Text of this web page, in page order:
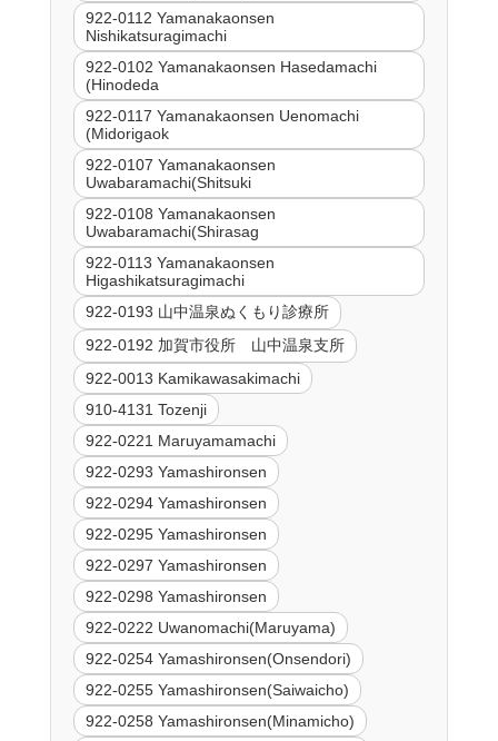
922-0112 Yamanakaonsen
Nishikatsuragimachi
922-0102 Yamanakaonsen Hasedamachi
(Hinodeda
922-0117 Yamanakaonsen Uenomachi
(Midorigaok
922-0107 Yamanakaonsen
Uwabaramachi(Shitsuki
922-0108 Yamanakaonsen
Uwabaramachi(Shirasag
922-0113 Yamanakaonsen
Higashikatsuragimachi
922-0193 山中温泉ぬくもり診療所
922-0192 加賀市役所 山中温泉支所
922-0013 Kamikawasakimachi
910-4131 Tozenji
922-0221 Maruyamamachi
922-0293 Yamashironsen
922-0294 Yamashironsen
922-0295 Yamashironsen
922-0297 Yamashironsen
922-0298 Yamashironsen
922-0222 Uwanomachi(Maruyama)
922-0254 Yamashironsen(Onsendori)
922-0255 Yamashironsen(Saiwaicho)
922-0258 Yamashironsen(Minamicho)